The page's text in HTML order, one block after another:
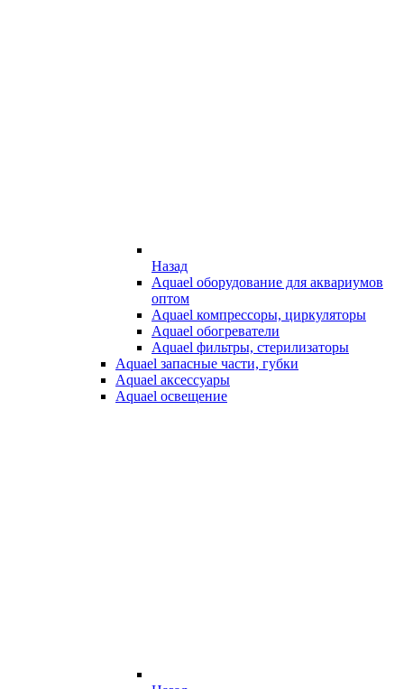
Назад
Aquael оборудование для аквариумов
оптом
Aquael компрессоры, циркуляторы
Aquael обогреватели
Aquael фильтры, стерилизаторы
Aquael запасные части, губки
Aquael аксессуары
Aquael освещение